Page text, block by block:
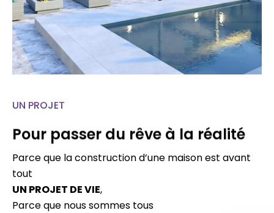
UN PROJET
Pour passer du rêve à la réalité
Parce que la construction d’une maison est avant
tout
UN PROJET DE VIE,
Parce que nous sommes tous